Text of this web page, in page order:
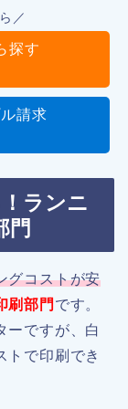
／
探す
請求
ランニ
門
グコストが安
刷部門 です。
ーですが、白
トで印刷でき